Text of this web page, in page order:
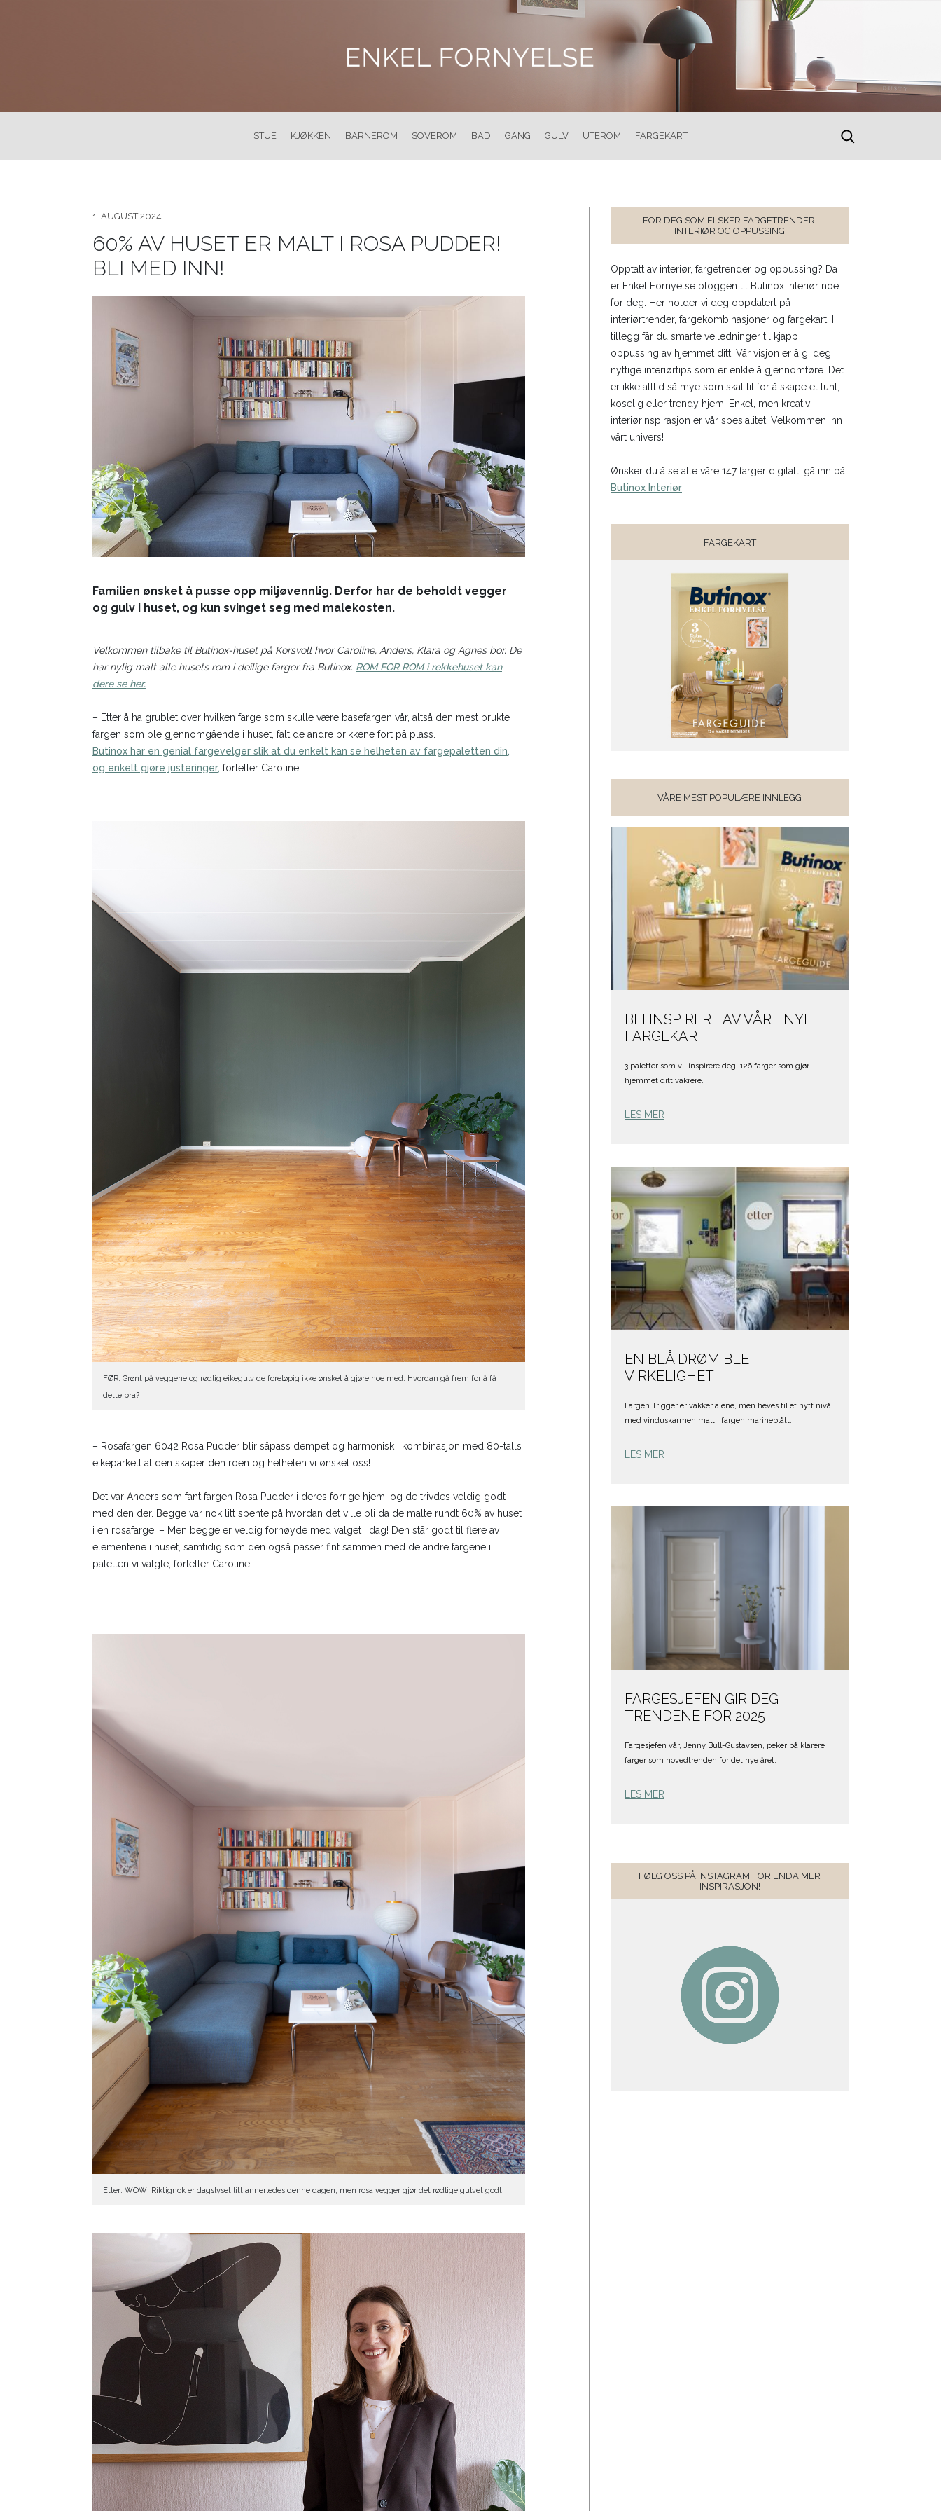
STUE KJØKKEN BARNEROM SOVEROM BAD GANG GULV UTEROM FARGEKART
1. AUGUST 2024
60% AV HUSET ER MALT I ROSA PUDDER!
BLI MED INN!
Familien ønsket å pusse opp miljøvennlig. Derfor har de beholdt vegger
og gulv i huset, og kun svinget seg med malekosten.
Velkommen tilbake til Butinox-huset på Korsvoll hvor Caroline, Anders, Klara og Agnes bor. De
har nylig malt alle husets rom i deilige farger fra Butinox. ROM FOR ROM i rekkehuset kan
dere se her.
– Etter å ha grublet over hvilken farge som skulle være basefargen vår, altså den mest brukte
fargen som ble gjennomgående i huset, falt de andre brikkene fort på plass.
Butinox har en genial fargevelger slik at du enkelt kan se helheten av fargepaletten din,
og enkelt gjøre justeringer, forteller Caroline.
FØR: Grønt på veggene og rødlig eikegulv de foreløpig ikke ønsket å gjøre noe med. Hvordan gå frem for å få
dette bra?
– Rosafargen 6042 Rosa Pudder blir såpass dempet og harmonisk i kombinasjon med 80-talls
eikeparkett at den skaper den roen og helheten vi ønsket oss!
Det var Anders som fant fargen Rosa Pudder i deres forrige hjem, og de trivdes veldig godt
med den der. Begge var nok litt spente på hvordan det ville bli da de malte rundt 60% av huset
i en rosafarge. – Men begge er veldig fornøyde med valget i dag! Den står godt til flere av
elementene i huset, samtidig som den også passer fint sammen med de andre fargene i
paletten vi valgte, forteller Caroline.
Etter: WOW! Riktignok er dagslyset litt annerledes denne dagen, men rosa vegger gjør det rødlige gulvet godt.
FOR DEG SOM ELSKER FARGETRENDER,
INTERIØR OG OPPUSSING
Opptatt av interiør, fargetrender og oppussing? Da
er Enkel Fornyelse bloggen til Butinox Interiør noe
for deg. Her holder vi deg oppdatert på
interiørtrender, fargekombinasjoner og fargekart. I
tillegg får du smarte veiledninger til kjapp
oppussing av hjemmet ditt. Vår visjon er å gi deg
nyttige interiørtips som er enkle å gjennomføre. Det
er ikke alltid så mye som skal til for å skape et lunt,
koselig eller trendy hjem. Enkel, men kreativ
interiørinspirasjon er vår spesialitet. Velkommen inn i
vårt univers!
Ønsker du å se alle våre 147 farger digitalt, gå inn på
Butinox Interiør
FARGEKART
VÅRE MEST POPULÆRE INNLEGG
BLI INSPIRERT AV VÅRT NYE
FARGEKART
3 paletter som vil inspirere deg! 126 farger som gjør
hjemmet ditt vakrere.
LES MER
EN BLÅ DRØM BLE
VIRKELIGHET
Fargen Trigger er vakker alene, men heves til et nytt nivå
med vinduskarmen malt i fargen marineblått.
LES MER
FARGESJEFEN GIR DEG
TRENDENE FOR 2025
Fargesjefen vår, Jenny Bull-Gustavsen, peker på klarere
farger som hovedtrenden for det nye året.
LES MER
FØLG OSS PÅ INSTAGRAM FOR ENDA MER
INSPIRASJON!